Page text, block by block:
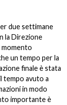
due settimane
la Direzione
momento
un tempo per la
finale è stata
tempo avuto a
in modo
importante è